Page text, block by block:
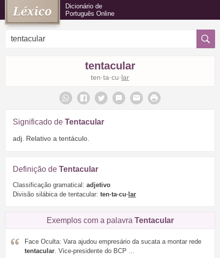
Dicionário de
Português Online
tentacular
ten·ta·cu·lar
Significado de Tentacular
adj. Relativo a tentáculo.
Definição de Tentacular
Classificação gramatical: adjetivo
Divisão silábica de tentacular: ten·ta·cu·lar
Exemplos com a palavra Tentacular
Face Oculta: Vara ajudou empresário da sucata a montar rede
tentacular . Vice-presidente do BCP ...